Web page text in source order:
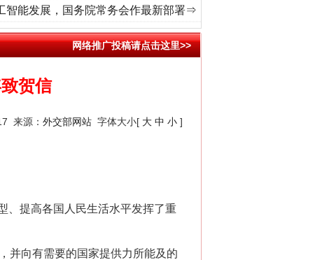
智能发展，国务院常务会作最新部署⇒
网络推广投稿请点击这里>>
贺信
来源： 外交部网站 字体大小[ 大 中 小 ]
提高各国人民生活水平发挥了重
向有需要的国家提供力所能及的